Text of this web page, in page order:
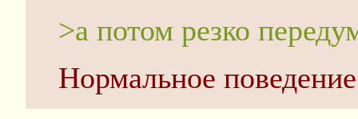
>а потом резко
Нормальное